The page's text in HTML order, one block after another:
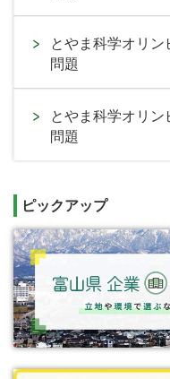
とやま科学オリ
問題
とやま科学オリ
問題
ピックアップ